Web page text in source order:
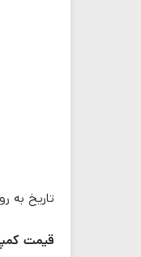
تاریخ به
قیمت